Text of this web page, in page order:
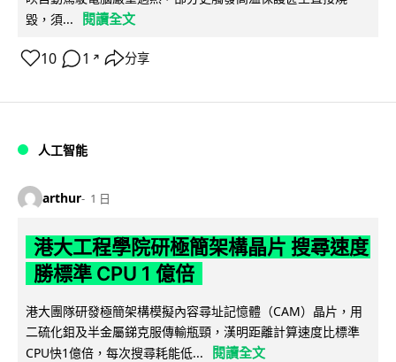
毀，須...
閱讀全文
10 1 ↗ 分享
人工智能
arthur 1 日
港大工程學院研極簡架構晶片 搜尋速度
勝標準 CPU 1 億倍
港大團隊研發極簡架構模擬內容尋址記憶體（CAM）晶片，用
二硫化鉬及半金屬銻克服傳輸瓶頸，漢明距離計算速度比標準
CPU快1億倍，每次搜尋耗能低...
閱讀全文